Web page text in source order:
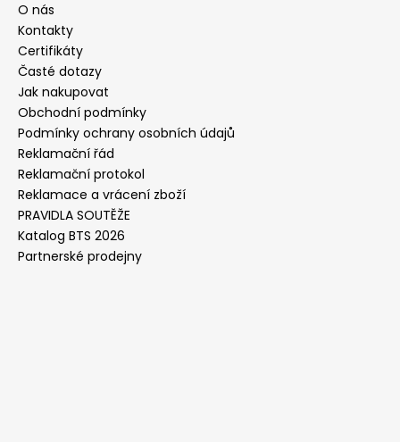
O nás
Kontakty
Certifikáty
Časté dotazy
Jak nakupovat
Obchodní podmínky
Podmínky ochrany osobních údajů
Reklamační řád
Reklamační protokol
Reklamace a vrácení zboží
PRAVIDLA SOUTĚŽE
Katalog BTS 2026
Partnerské prodejny